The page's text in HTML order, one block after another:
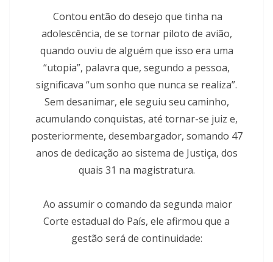
Contou então do desejo que tinha na
adolescência, de se tornar piloto de avião,
quando ouviu de alguém que isso era uma
“utopia”, palavra que, segundo a pessoa,
significava “um sonho que nunca se realiza”.
Sem desanimar, ele seguiu seu caminho,
acumulando conquistas, até tornar-se juiz e,
posteriormente, desembargador, somando 47
anos de dedicação ao sistema de Justiça, dos
quais 31 na magistratura.
Ao assumir o comando da segunda maior
Corte estadual do País, ele afirmou que a
gestão será de continuidade: